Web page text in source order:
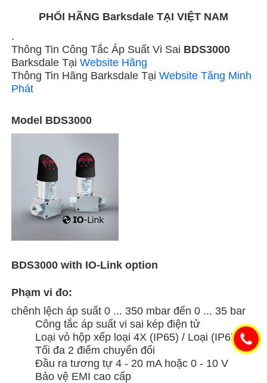
PHỐI HÃNG Barksdale TẠI VIỆT NAM
.
Thông Tin Công Tắc Áp Suất Vi Sai BDS3000
Barksdale Tại Website Hãng
Thông Tin Hãng Barksdale Tại Website Tăng Minh
Phát
Model BDS3000
BDS3000 with IO-Link option
Phạm vi đo:
chênh lệch áp suất 0 ... 350 mbar đến 0 ... 35 bar
Công tắc áp suất vi sai kép điện tử
Loại vỏ hộp xếp loại 4X (IP65) / Loại (IP67)
Tối đa 2 điểm chuyển đổi
Đầu ra tương tự 4 - 20 mA hoặc 0 - 10 V
Bảo vệ EMI cao cấp